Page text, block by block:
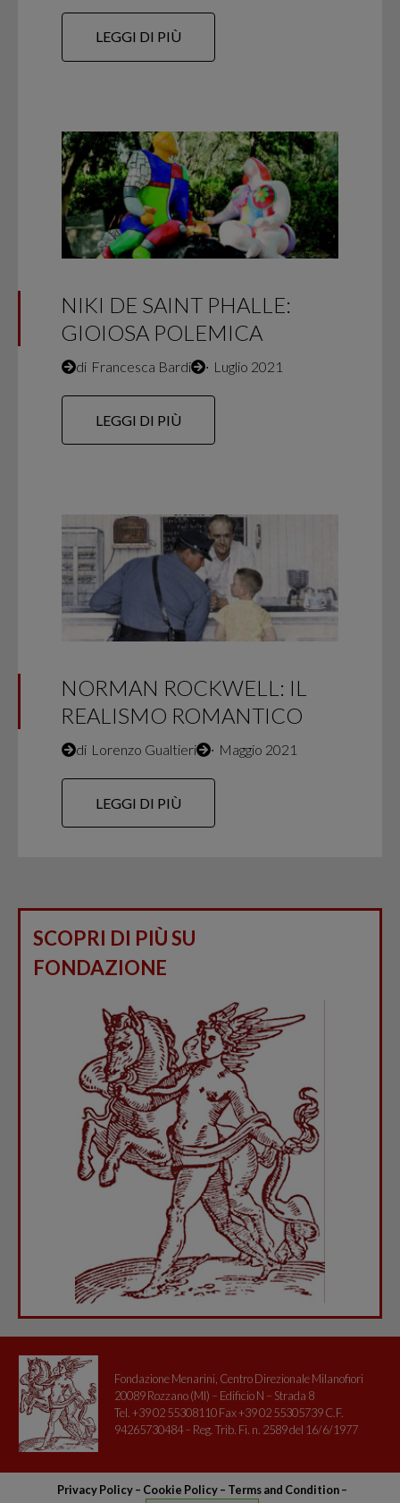
LEGGI DI PIÙ
NIKI DE SAINT PHALLE:
GIOIOSA POLEMICA
di Francesca Bardi ∙ Luglio 2021
LEGGI DI PIÙ
NORMAN ROCKWELL: IL
REALISMO ROMANTICO
di Lorenzo Gualtieri ∙ Maggio 2021
LEGGI DI PIÙ
SCOPRI DI PIÙ SU
FONDAZIONE
Fondazione Menarini, Centro Direzionale Milanofiori
20089 Rozzano (MI) – Edificio N – Strada 8
Tel. +39 02 55308110 Fax +39 02 55305739 C.F.
94265730484 – Reg. Trib. Fi. n. 2589 del 16/6/1977
Privacy Policy– Cookie Policy – Terms and Condition–